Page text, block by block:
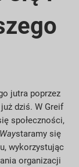
jutra poprzez
dziś. W Greif
społeczności,
staramy się
wykorzystując
organizacji